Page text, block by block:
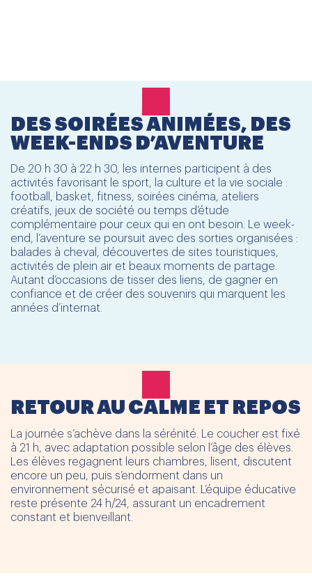
DES SOIRÉES ANIMÉES, DES
WEEK-ENDS D’AVENTURE
De 20 h 30 à 22 h 30, les internes participent à des
activités favorisant le sport, la culture et la vie sociale :
football, basket, fitness, soirées cinéma, ateliers
créatifs, jeux de société ou temps d’étude
complémentaire pour ceux qui en ont besoin. Le week-
end, l’aventure se poursuit avec des sorties organisées :
balades à cheval, découvertes de sites touristiques,
activités de plein air et beaux moments de partage.
Autant d’occasions de tisser des liens, de gagner en
confiance et de créer des souvenirs qui marquent les
années d’internat.
RETOUR AU CALME ET REPOS
La journée s’achève dans la sérénité. Le coucher est fixé
à 21 h, avec adaptation possible selon l’âge des élèves.
Les élèves regagnent leurs chambres, lisent, discutent
encore un peu, puis s’endorment dans un
environnement sécurisé et apaisant. L’équipe éducative
reste présente 24 h/24, assurant un encadrement
constant et bienveillant.